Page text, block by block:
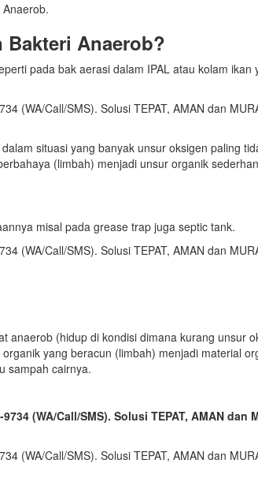
Bakteri Anaerob?
pada bak aerasi dalam IPAL atau kolam ikan
situasi yang banyak unsur oksigen paling
(limbah) menjadi unsur organik
misal pada grease trap juga septic tank.
anaerob (hidup di kondisi dimana kurang unsur
yang beracun (limbah) menjadi material
sampah cairnya.
(WA/Call/SMS). Solusi TEPAT, AMAN dan